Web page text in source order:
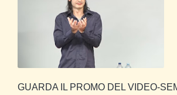
GUARDA IL PROMO DEL VIDEO-